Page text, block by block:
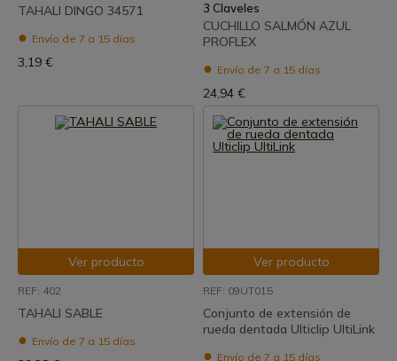
TAHALI DINGO 34571
Envío de 7 a 15 días
3,19 €
3 Claveles
CUCHILLO SALMÓN AZUL
PROFLEX
Envío de 7 a 15 días
24,94 €
Ver producto
REF: 402
TAHALI SABLE
Envío de 7 a 15 días
Ver producto
REF: 09UT015
Conjunto de extensión de
rueda dentada Ulticlip UltiLink
Envío de 7 a 15 días